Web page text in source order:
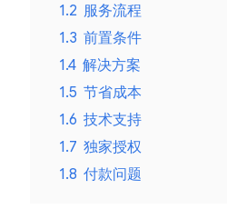
1.2 服务流程
1.3 前置条件
1.4 解决方案
1.5 节省成本
1.6 技术支持
1.7 独家授权
1.8 付款问题